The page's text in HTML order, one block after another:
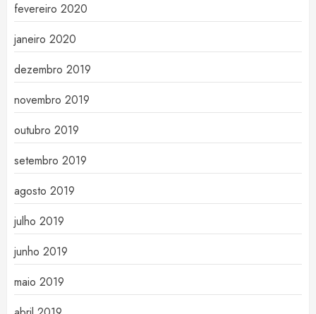
fevereiro 2020
janeiro 2020
dezembro 2019
novembro 2019
outubro 2019
setembro 2019
agosto 2019
julho 2019
junho 2019
maio 2019